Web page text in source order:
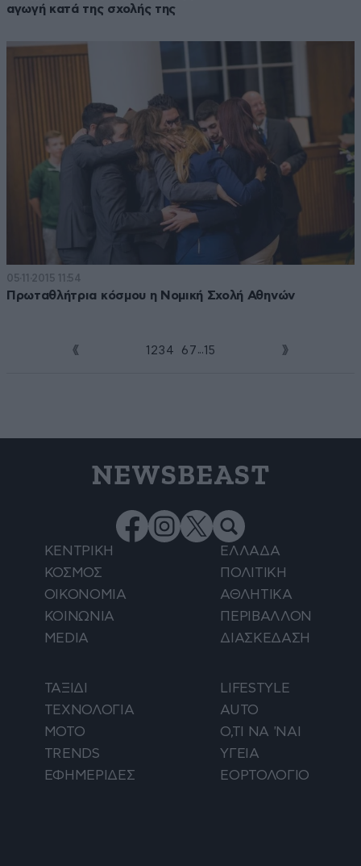
αγωγή κατά της σχολής της
05·11·2015 11:54
Πρωταθλήτρια κόσμου η Νομική Σχολή Αθηνών
1 23 4 6 7 ...15
NEWSBEAST
ΚΕΝΤΡΙΚΗ
ΕΛΛΑΔΑ
ΚΟΣΜΟΣ
ΠΟΛΙΤΙΚΗ
ΟΙΚΟΝΟΜΙΑ
ΑΘΛΗΤΙΚΑ
ΚΟΙΝΩΝΙΑ
ΠΕΡΙΒΑΛΛΟΝ
MEDIA
ΔΙΑΣΚΕΔΑΣΗ
ΤΑΞΙΔΙ
LIFESTYLE
ΤΕΧΝΟΛΟΓΙΑ
AUTO
ΜΟΤΟ
Ο,ΤΙ ΝΑ 'ΝΑΙ
TRENDS
ΥΓΕΙΑ
ΕΦΗΜΕΡΙΔΕΣ
ΕΟΡΤΟΛΟΓΙΟ